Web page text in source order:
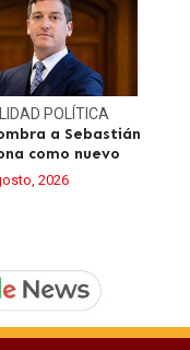
POLÍTICA
a Sebastián
como nuevo
2026